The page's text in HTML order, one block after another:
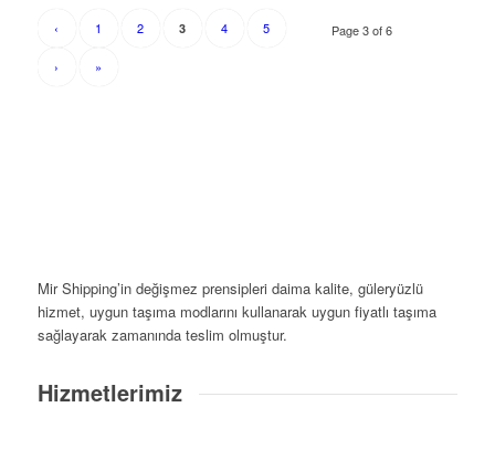
Page 3 of 6
‹ 1 2 3 4 5
› »
Mir Shipping’in değişmez prensipleri daima kalite, güleryüzlü
hizmet, uygun taşıma modlarını kullanarak uygun fiyatlı taşıma
sağlayarak zamanında teslim olmuştur.
Hizmetlerimiz